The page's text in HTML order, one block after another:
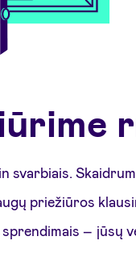
svarbiais.
priežiūros
– jūsų